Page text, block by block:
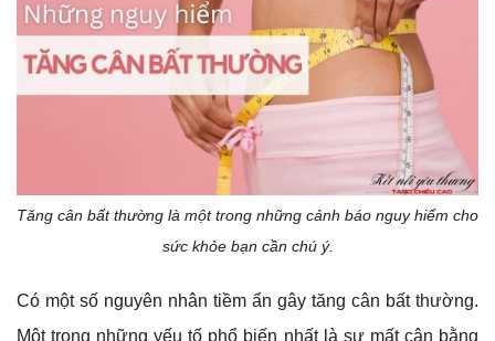
Tăng cân bất thường là một trong những cảnh báo nguy hiểm cho
sức khỏe bạn cần chú ý.
Có một số nguyên nhân tiềm ẩn gây tăng cân bất thường.
Một trong những yếu tố phổ biến nhất là sự mất cân bằng